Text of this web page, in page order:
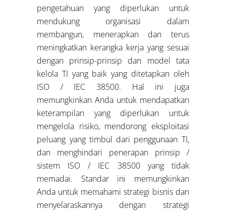
pengetahuan yang diperlukan untuk
mendukung organisasi dalam
membangun, menerapkan dan terus
meningkatkan kerangka kerja yang sesuai
dengan prinsip-prinsip dan model tata
kelola TI yang baik yang ditetapkan oleh
ISO / IEC 38500. Hal ini juga
memungkinkan Anda untuk mendapatkan
keterampilan yang diperlukan untuk
mengelola risiko, mendorong eksploitasi
peluang yang timbul dari penggunaan TI,
dan menghindari penerapan prinsip /
sistem ISO / IEC 38500 yang tidak
memadai. Standar ini memungkinkan
Anda untuk memahami strategi bisnis dan
menyelaraskannya dengan strategi